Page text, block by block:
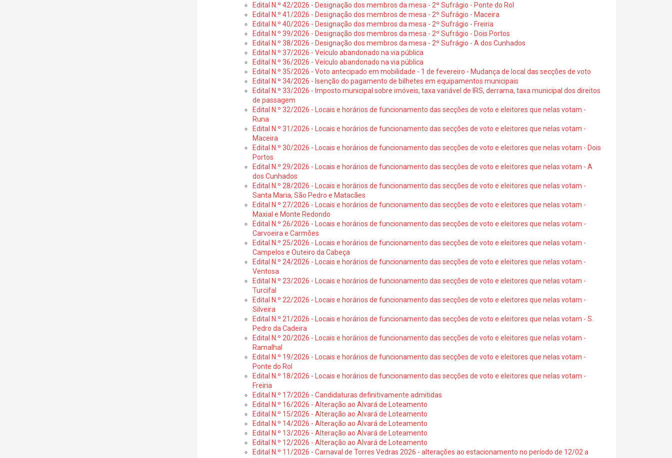
Edital N.º 42/2026 - Designação dos membros da mesa - 2º Sufrágio - Ponte do Rol
Edital N.º 41/2026 - Designação dos membros de mesa - 2º Sufrágio - Maceira
Edital N.º 40/2026 - Designação dos membros da mesa - 2º Sufrágio - Freiria
Edital N.º 39/2026 - Designação dos membros da mesa - 2º Sufrágio - Dois Portos
Edital N.º 38/2026 - Designação dos membros da mesa - 2º Sufrágio - A dos Cunhados
Edital N.º 37/2026 - Veículo abandonado na via pública
Edital N.º 36/2026 - Veículo abandonado na via pública
Edital N.º 35/2026 - Voto antecipado em mobilidade - 1 de fevereiro - Mudança de local das secções de voto
Edital N.º 34/2026 - Isenção do pagamento de bilhetes em equipamentos municipais
Edital N.º 33/2026 - Imposto municipal sobre imóveis, taxa variável de IRS, derrama, taxa municipal dos direitos
de passagem
Edital N.º 32/2026 - Locais e horários de funcionamento das secções de voto e eleitores que nelas votam -
Runa
Edital N.º 31/2026 - Locais e horários de funcionamento das secções de voto e eleitores que nelas votam -
Maceira
Edital N.º 30/2026 - Locais e horários de funcionamento das secções de voto e eleitores que nelas votam - Dois
Portos
Edital N.º 29/2026 - Locais e horários de funcionamento das secções de voto e eleitores que nelas votam - A
dos Cunhados
Edital N.º 28/2026 - Locais e horários de funcionamento das secções de voto e eleitores que nelas votam -
Santa Maria, São Pedro e Matacães
Edital N.º 27/2026 - Locais e horários de funcionamento das secções de voto e eleitores que nelas votam -
Maxial e Monte Redondo
Edital N.º 26/2026 - Locais e horários de funcionamento das secções de voto e eleitores que nelas votam -
Carvoeira e Carmões
Edital N.º 25/2026 - Locais e horários de funcionamento das secções de voto e eleitores que nelas votam -
Campelos e Outeiro da Cabeça
Edital N.º 24/2026 - Locais e horários de funcionamento das secções de voto e eleitores que nelas votam -
Ventosa
Edital N.º 23/2026 - Locais e horários de funcionamento das secções de voto e eleitores que nelas votam -
Turcifal
Edital N.º 22/2026 - Locais e horários de funcionamento das secções de voto e eleitores que nelas votam -
Silveira
Edital N.º 21/2026 - Locais e horários de funcionamento das secções de voto e eleitores que nelas votam - S.
Pedro da Cadeira
Edital N.º 20/2026 - Locais e horários de funcionamento das secções de voto e eleitores que nelas votam -
Ramalhal
Edital N.º 19/2026 - Locais e horários de funcionamento das secções de voto e eleitores que nelas votam -
Ponte do Rol
Edital N.º 18/2026 - Locais e horários de funcionamento das secções de voto e eleitores que nelas votam -
Freiria
Edital N.º 17/2026 - Candidaturas definitivamente admitidas
Edital N.º 16/2026 - Alteração ao Alvará de Loteamento
Edital N.º 15/2026 - Alteração ao Alvará de Loteamento
Edital N.º 14/2026 - Alteração ao Alvará de Loteamento
Edital N.º 13/2026 - Alteração ao Alvará de Loteamento
Edital N.º 12/2026 - Alteração ao Alvará de Loteamento
Edital N.º 11/2026 - Carnaval de Torres Vedras 2026 - alterações ao estacionamento no período de 12/02 a